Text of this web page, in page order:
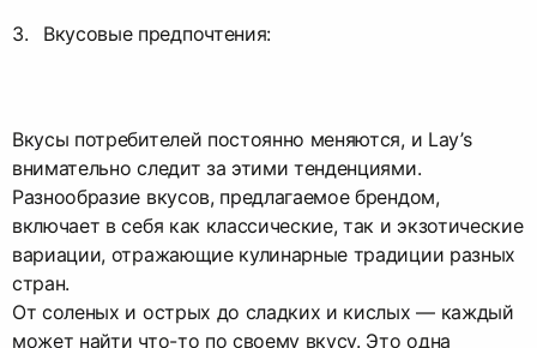
Вкусовые предпочтения:
Вкусы потребителей постоянно меняются, и Lay’s
внимательно следит за этими тенденциями.
Разнообразие вкусов, предлагаемое брендом,
включает в себя как классические, так и экзотические
вариации, отражающие кулинарные традиции разных
стран.
От соленых и острых до сладких и кислых — каждый
может найти что-то по своему вкусу. Это одна